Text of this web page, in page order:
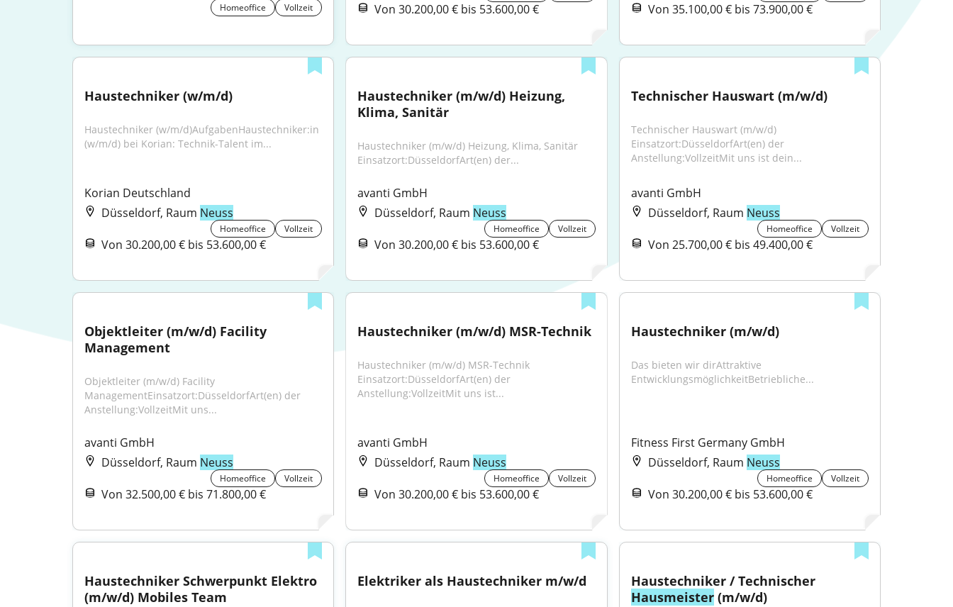
Homeoffice Vollzeit Von 30.200,00 € bis 53.600,00 € Von 35.100,00 € bis 73.900,00 €
Haustechniker (w/m/d)
Haustechniker (w/m/d)AufgabenHaustechniker:in
(w/m/d) bei Korian: Technik-Talent im...
Korian Deutschland
Düsseldorf, Raum Neuss
Homeoffice Vollzeit
Von 30.200,00 € bis 53.600,00 €
Haustechniker (m/w/d) Heizung,
Klima, Sanitär
Haustechniker (m/w/d) Heizung, Klima, Sanitär
Einsatzort:DüsseldorfArt(en) der...
avanti GmbH
Düsseldorf, Raum Neuss
Homeoffice Vollzeit
Von 30.200,00 € bis 53.600,00 €
Technischer Hauswart (m/w/d)
Technischer Hauswart (m/w/d)
Einsatzort:DüsseldorfArt(en) der
Anstellung:VollzeitMit uns ist dein...
avanti GmbH
Düsseldorf, Raum Neuss
Homeoffice Vollzeit
Von 25.700,00 € bis 49.400,00 €
Objektleiter (m/w/d) Facility
Management
Objektleiter (m/w/d) Facility
ManagementEinsatzort:DüsseldorfArt(en) der
Anstellung:VollzeitMit uns...
avanti GmbH
Düsseldorf, Raum Neuss
Homeoffice Vollzeit
Von 32.500,00 € bis 71.800,00 €
Haustechniker (m/w/d) MSR-Technik
Haustechniker (m/w/d) MSR-Technik
Einsatzort:DüsseldorfArt(en) der
Anstellung:VollzeitMit uns ist...
avanti GmbH
Düsseldorf, Raum Neuss
Homeoffice Vollzeit
Von 30.200,00 € bis 53.600,00 €
Haustechniker (m/w/d)
Das bieten wir dirAttraktive
EntwicklungsmöglichkeitBetriebliche...
Fitness First Germany GmbH
Düsseldorf, Raum Neuss
Homeoffice Vollzeit
Von 30.200,00 € bis 53.600,00 €
Haustechniker Schwerpunkt Elektro
(m/w/d) Mobiles Team
Elektriker als Haustechniker m/w/d
Haustechniker / Technischer
Hausmeister (m/w/d)